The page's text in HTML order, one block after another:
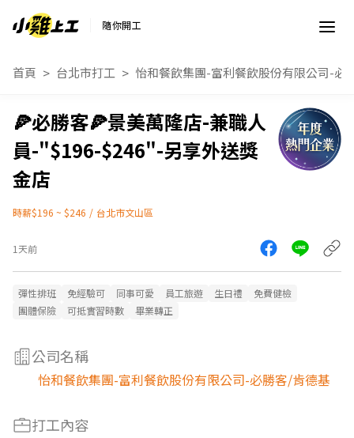
隨你開工
首頁 台北市打工 怡和餐飲集團-富利餐飲股份有限公司-必
🍕必勝客🍕景美萬隆店-兼職人
員-"$196-$246"-另享外送獎
金店
時薪$196 ~ $246 / 台北市文山區
1天前
彈性排班 免經驗可 同事可愛 員工旅遊 生日禮
免費健檢
團體保險
可抵實習時數 畢業轉正
公司名稱
怡和餐飲集團-富利餐飲股份有限公司-必勝客/肯德基
打工內容